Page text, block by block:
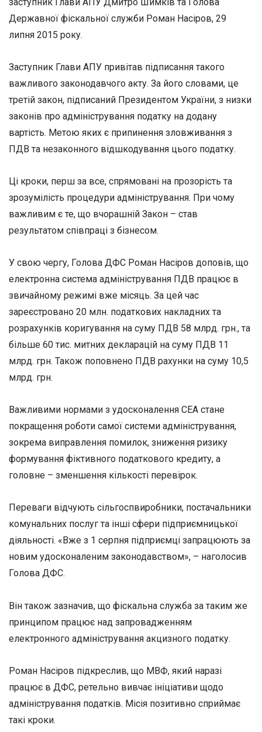
Державної фіскальної служби Роман Насіров, 29
липня 2015 року.
Заступник Глави АПУ привітав підписання такого
важливого законодавчого акту. За його словами, це
третій закон, підписаний Президентом України, з низки
законів про адміністрування податку на додану
вартість. Метою яких є припинення зловживання з
ПДВ та незаконного відшкодування цього податку.
Ці кроки, перш за все, спрямовані на прозорість та
зрозумілість процедури адміністрування. При чому
важливим є те, що вчорашній Закон – став
результатом співпраці з бізнесом.
У свою чергу, Голова ДФС Роман Насіров доповів, що
електронна система адміністрування ПДВ працює в
звичайному режимі вже місяць. За цей час
зареєстровано 20 млн. податкових накладних та
розрахунків коригування на суму ПДВ 58 млрд. грн., та
більше 60 тис. митних декларацій на суму ПДВ 11
млрд. грн. Також поповнено ПДВ рахунки на суму 10,5
млрд. грн.
Важливими нормами з удосконалення СЕА стане
покращення роботи самої системи адміністрування,
зокрема виправлення помилок, зниження ризику
формування фіктивного податкового кредиту, а
головне – зменшення кількості перевірок.
Переваги відчують сільгоспвиробники, постачальники
комунальних послуг та інші сфери підприємницької
діяльності. «Вже з 1 серпня підприємці запрацюють за
новим удосконаленим законодавством», – наголосив
Голова ДФС.
Він також зазначив, що фіскальна служба за таким же
принципом працює над запровадженням
електронного адміністрування акцизного податку.
Роман Насіров підкреслив, що МВФ, який наразі
працює в ДФС, ретельно вивчає ініціативи щодо
адміністрування податків. Місія позитивно сприймає
такі кроки.